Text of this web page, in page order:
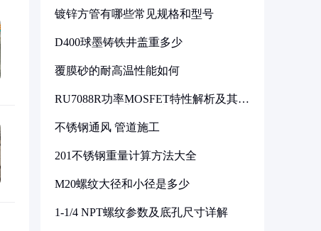
镀锌方管有哪些常见规格和型号
D400球墨铸铁井盖重多少
覆膜砂的耐高温性能如何
RU7088R功率MOSFET特性解析及其在
不锈钢通风 管道施工
201不锈钢重量计算方法大全
M20螺纹大径和小径是多少
1-1/4 NPT螺纹参数及底孔尺寸详解